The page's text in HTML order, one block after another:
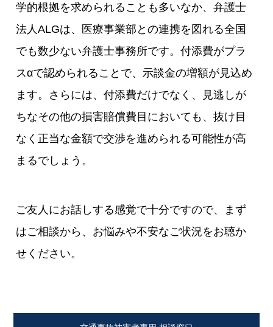
学的根拠を求められることも多いなか、弁護士
法人ALGは、医療事業部との連携を図れる全国
でも数少ない弁護士事務所です。付添費がプラ
スαで認められることで、示談金の増額が見込め
ます。さらには、付添費だけでなく、見逃しが
ちなその他の損害賠償費目においても、抜け目
なく正当な金額で交渉を進められる可能性が高
まるでしょう。
ご友人にお話しする感覚で十分ですので、まず
はご相談から、お悩みや不安なご状況をお聴か
せください。